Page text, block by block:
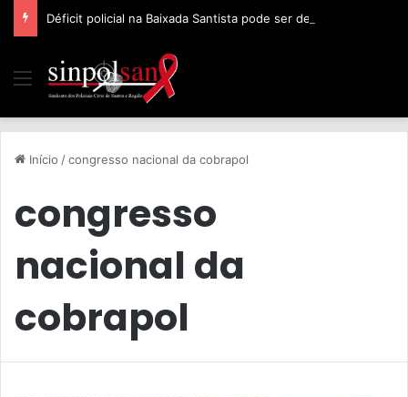
Início /congresso nacional da cobrapol
congresso
nacional da
cobrapol